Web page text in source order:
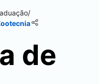
/
de